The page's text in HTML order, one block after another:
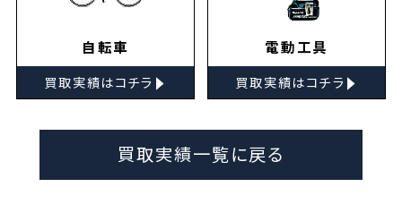
自転車
買取実績はコチラ ▸
電動工具
買取実績はコチラ ▸
買取実績一覧に戻る